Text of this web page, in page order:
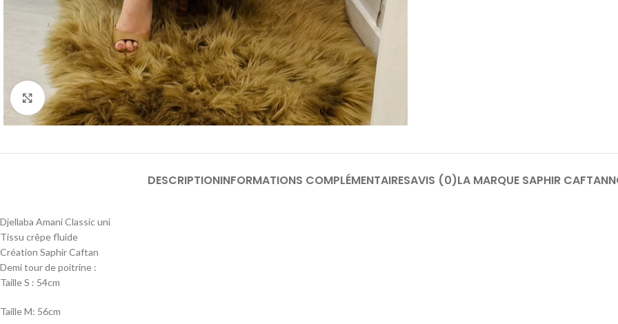
Agrandir
DESCRIPTIONINFORMATIONS COMPLÉMENTAIRESAVIS (0)LA MARQUE SAPHIR CAFTAN
Djellaba Amani Classic uni
Tissu crêpe fluide
Création Saphir Caftan
Demi tour de poitrine :
Taille S : 54cm
Taille M: 56cm